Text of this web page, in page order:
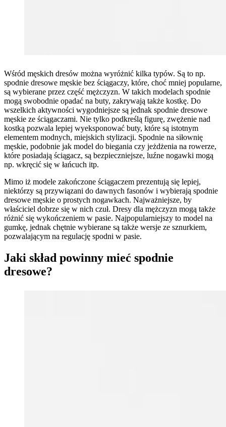
Wśród męskich dresów można wyróżnić kilka typów. Są to np.
spodnie dresowe męskie bez ściągaczy, które, choć mniej popularne,
są wybierane przez część mężczyzn. W takich modelach spodnie
mogą swobodnie opadać na buty, zakrywają także kostkę. Do
wszelkich aktywności wygodniejsze są jednak spodnie dresowe
męskie ze ściągaczami. Nie tylko podkreślą figurę, zwężenie nad
kostką pozwala lepiej wyeksponować buty, które są istotnym
elementem modnych, miejskich stylizacji. Spodnie na siłownię
męskie, podobnie jak model do biegania czy jeżdżenia na rowerze,
które posiadają ściągacz, są bezpieczniejsze, luźne nogawki mogą
np. wkręcić się w łańcuch itp.
Mimo iż modele zakończone ściągaczem prezentują się lepiej,
niektórzy są przywiązani do dawnych fasonów i wybierają spodnie
dresowe męskie o prostych nogawkach. Najważniejsze, by
właściciel dobrze się w nich czuł. Dresy dla mężczyzn mogą także
różnić się wykończeniem w pasie. Najpopularniejszy to model na
gumkę, jednak chętnie wybierane są także wersje ze sznurkiem,
pozwalającym na regulację spodni w pasie.
Jaki skład powinny mieć spodnie
dresowe?